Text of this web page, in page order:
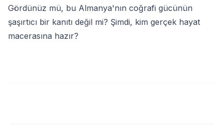
Gördünüz mü, bu Almanya'nın coğrafi gücünün
şaşırtıcı bir kanıtı değil mi? Şimdi, kim gerçek hayat
macerasına hazır?